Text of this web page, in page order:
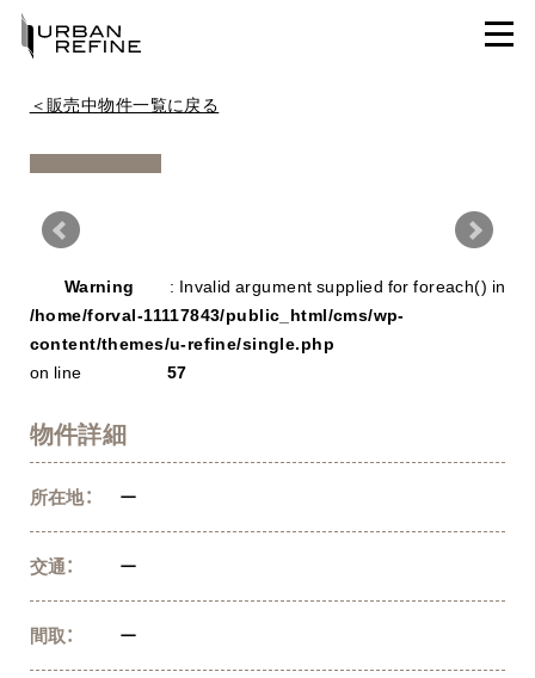
＜販売中物件一覧に戻る
Warning
: Invalid argument supplied for foreach() in
/home/forval-11117843/public_html/cms/wp-
content/themes/u-refine/single.php
on line
57
物件詳細
所在地： ー
交通： ー
間取： ー